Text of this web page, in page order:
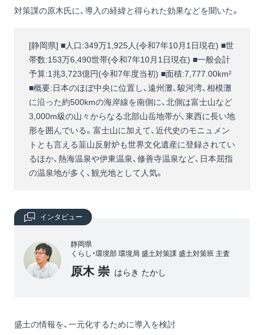
対策課の原木氏に、導入の経緯と得られた効果などを聞いた。
[静岡県] ■人口:349万1,925人(令和7年10月1日現在) ■世
帯数:153万6,490世帯(令和7年10月1日現在) ■一般会計
予算:1兆3,723億円(令和7年度当初) ■面積:7,777.00km²
■概要:日本のほぼ中央に位置し、遠州灘、駿河湾、相模灘
に沿った約500kmの海岸線を南側に、北側は富士山など
3,000m級の山々からなる北部山岳地帯が、東西に長い地
形を囲んでいる。富士山に加えて、近代史のモニュメン
トとも言える韮山反射炉も世界文化遺産に登録されてい
るほか、熱海温泉や伊東温泉、修善寺温泉など、日本屈指
の温泉地が多く、観光地として人気。
インタビュー
静岡県
くらし・環境部 環境局 盛土対策課 盛土対策班 主査
原木 崇 はらき たかし
盛土の情報を、一元化するために導入を検討